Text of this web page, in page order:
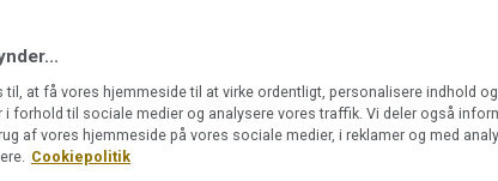
retningsløst
og beige
design. Hele
med iQ
løsninger
egenskaber.
Ftalatfrit
Kan
til, at få vores hjemmeside til at virke ordentligt, personalisere indhold og
i forhold til sociale medier og analysere vores traffik. Vi deler også
af vores hjemmeside på vores sociale medier, i reklamer og med
Cookiepolitik